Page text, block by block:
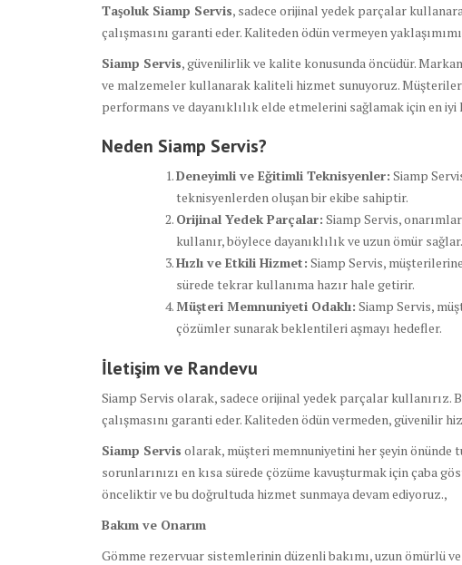
Taşoluk Siamp Servis, sadece orijinal yedek parçalar
çalışmasını garanti eder. Kaliteden ödün vermeyen
Siamp Servis, güvenilirlik ve kalite konusunda öncüdür.
ve malzemeler kullanarak kaliteli hizmet sunuyoruz.
performans ve dayanıklılık elde etmelerini sağlamak için en
Neden Siamp Servis?
Deneyimli ve Eğitimli Teknisyenler: Siamp
teknisyenlerden oluşan bir ekibe sahiptir.
Orijinal Yedek Parçalar: Siamp Servis,
kullanır, böylece dayanıklılık ve uzun ömür sağlar.
Hızlı ve Etkili Hizmet: Siamp Servis,
sürede tekrar kullanıma hazır hale getirir.
Müşteri Memnuniyeti Odaklı: Siamp Servis,
çözümler sunarak beklentileri aşmayı hedefler.
İletişim ve Randevu
Siamp Servis olarak, sadece orijinal yedek parçalar
çalışmasını garanti eder. Kaliteden ödün vermeden, güvenilir
Siamp Servis olarak, müşteri memnuniyetini her şeyin önünde
sorunlarınızı en kısa sürede çözüme kavuşturmak için çaba
önceliktir ve bu doğrultuda hizmet sunmaya devam ediyoruz.,
Bakım ve Onarım
Gömme rezervuar sistemlerinin düzenli bakımı, uzun ömürlü